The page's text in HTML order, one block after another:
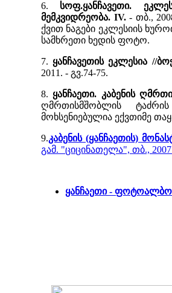
6. სოფ.ყანჩავეთი.
მემკვიდრეობა. IV.- თბ.,
ქვით ნაგები ეკლესიის
სამხრეთი ხედის ფოტო.
7. ყანჩავეთის ეკლესია //
2011. - გვ.74-75.
8. ყანჩაეთი. კაბენის
ღმრთისმშობლის
მოხსენიებულია ექვთიმე
9.კაბენის (ყანჩაეთის)
გამ. "ციცინათელა", თბ.,
ყანჩაეთი -